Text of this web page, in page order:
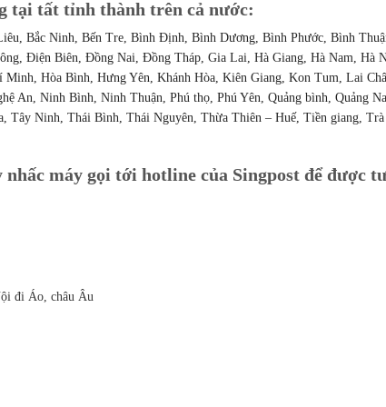
tại tất tỉnh thành trên cả nước:
Bắc Ninh, Bến Tre, Bình Định, Bình Dương, Bình Phước, Bình
Điện Biên, Đồng Nai, Đồng Tháp, Gia Lai, Hà Giang, Hà Nam, Hà
Hòa Bình, Hưng Yên, Khánh Hòa, Kiên Giang, Kon Tum, Lai
An, Ninh Bình, Ninh Thuận, Phú thọ, Phú Yên, Quảng bình, Quảng
Tây Ninh, Thái Bình, Thái Nguyên, Thừa Thiên – Huế, Tiền giang, Trà
máy gọi tới hotline của Singpost để được
đi Áo, châu Âu